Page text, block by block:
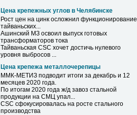
Цена крепежных углов в Челябинске
Рост цен на цинк осложнил функционирование
тайваньских...
Ашинский МЗ освоил выпуск готовых
трансформаторов тока
Тайваньская CSC хочет достичь нулевого
уровня выбросов ...
Цена крепежа металлочерепицы
ММК-МЕТИЗ подводит итоги за декабрь и 12
месяцев 2020 года.
По итогам 2020 года ж/д завоз стальной
продукции на СМЦ упал...
CSC сфокусировалась на росте стального
производства